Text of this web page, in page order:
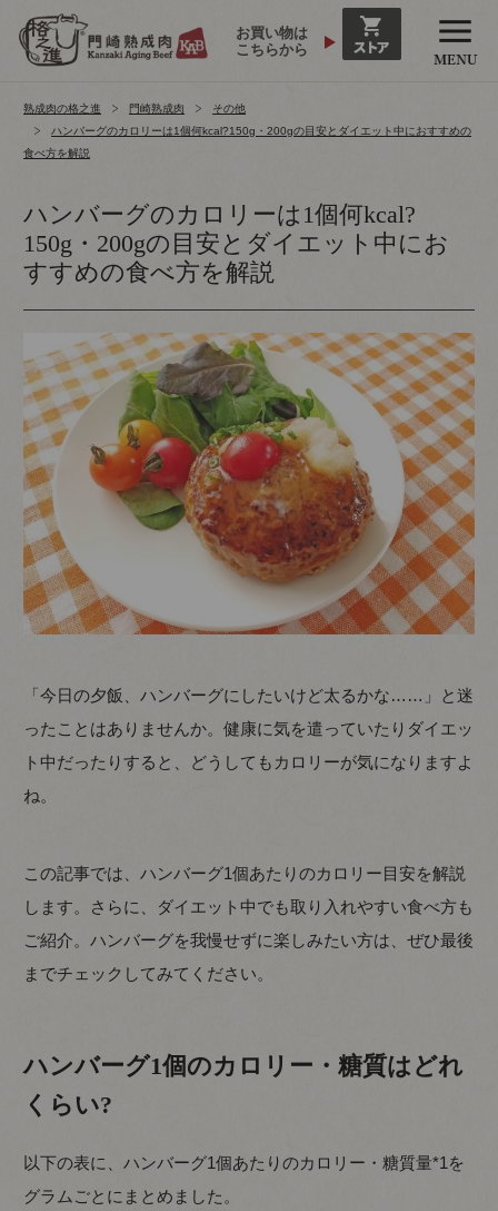
お買い物は
こちらから
熟成肉の格之進 門崎熟成肉
その他
ハンバーグのカロリーは1個何kcal?150g・200gの目安とダイエット中におすすめの
食べ方を解説
ハンバーグのカロリーは1個何kcal?
150g・200gの目安とダイエット中にお
すすめの食べ方を解説
「今日の夕飯、ハンバーグにしたいけど太るかな……」と迷
ったことはありませんか。健康に気を遣っていたりダイエッ
ト中だったりすると、どうしてもカロリーが気になりますよ
ね。
この記事では、ハンバーグ1個あたりのカロリー目安を解説
します。さらに、ダイエット中でも取り入れやすい食べ方も
ご紹介。ハンバーグを我慢せずに楽しみたい方は、ぜひ最後
までチェックしてみてください。
ハンバーグ1個のカロリー・糖質はどれ
くらい?
以下の表に、ハンバーグ1個あたりのカロリー・糖質量*1を
グラムごとにまとめました。